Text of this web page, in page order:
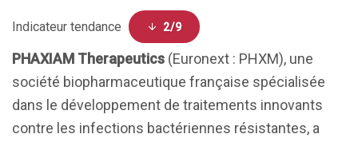
Indicateur tendance 2/9
PHAXIAM Therapeutics (Euronext : PHXM), une
société biopharmaceutique française spécialisée
dans le développement de traitements innovants
contre les infections bactériennes résistantes, a